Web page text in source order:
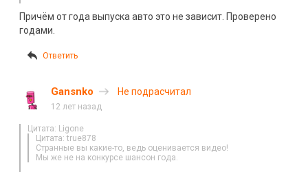
Причём от года выпуска авто это не зависит. Проверено
годами.
Ответить
Gansnko Не подрасчитал
12 лет назад
Цитата: Ligone
Цитата: true878
Странные вы какие-то, ведь оценивается видео!
Мы же не на конкурсе шансон года.